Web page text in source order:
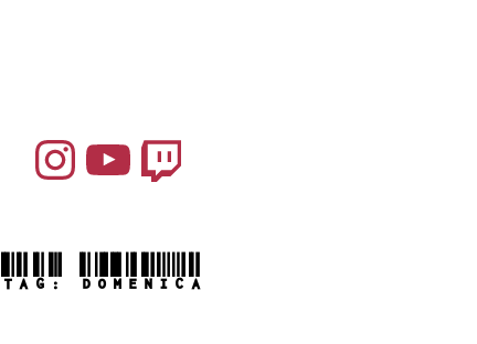
Instagram YouTube Twitch
TAG: DOMENICA